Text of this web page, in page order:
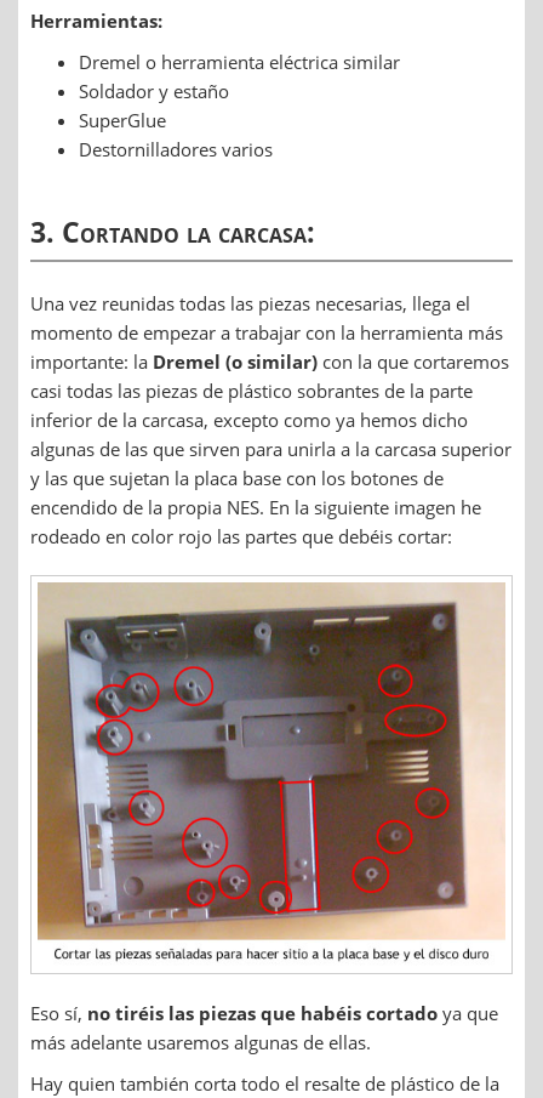
Herramientas:
Dremel o herramienta eléctrica similar
Soldador y estaño
SuperGlue
Destornilladores varios
3. Cortando la carcasa:
Una vez reunidas todas las piezas necesarias, llega el
momento de empezar a trabajar con la herramienta más
importante: la Dremel (o similar) con la que cortaremos
casi todas las piezas de plástico sobrantes de la parte
inferior de la carcasa, excepto como ya hemos dicho
algunas de las que sirven para unirla a la carcasa superior
y las que sujetan la placa base con los botones de
encendido de la propia NES. En la siguiente imagen he
rodeado en color rojo las partes que debéis cortar:
Eso sí, no tiréis las piezas que habéis cortado ya que
más adelante usaremos algunas de ellas.
Hay quien también corta todo el resalte de plástico de la